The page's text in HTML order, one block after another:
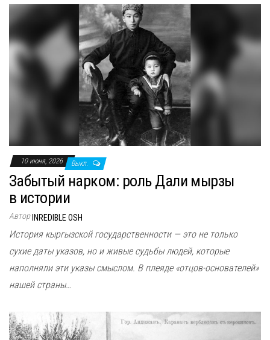
10 июня, 2026 Выкл.
Забытый нарком: роль Дали мырзы
в истории
Автор INREDIBLE OSH
История кыргызской государственности — это не только
сухие даты указов, но и живые судьбы людей, которые
наполняли эти указы смыслом. В плеяде «отцов-основателей»
нашей страны…